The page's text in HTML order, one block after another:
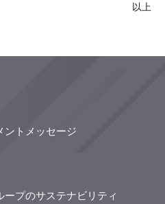
以上
ントメッセージ
ープのサステナビリティ